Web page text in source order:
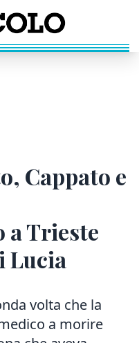
Cappato e
a Trieste
Lucia
volta che la
a morire